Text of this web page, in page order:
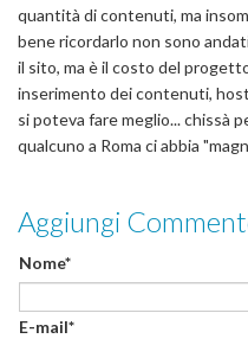
quantità di contenuti, ma
bene ricordarlo non sono
il sito, ma è il costo del
inserimento dei contenuti,
si poteva fare meglio... chissà
qualcuno a Roma ci abbia
Aggiungi
Nome*
E-mail*